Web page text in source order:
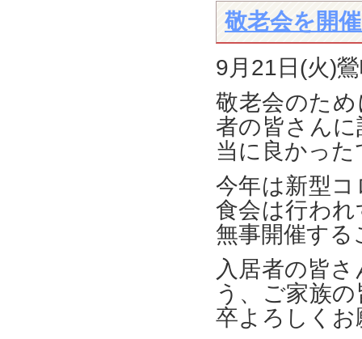
敬老会を開
9月21日(火)
敬老会のた
者の皆さん
当に良かった
今年は新型
食会は行わ
無事開催する
入居者の皆
う、ご家族
卒よろしく